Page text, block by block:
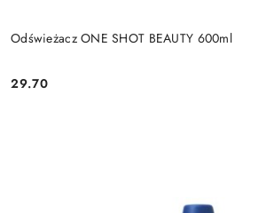
Odświeżacz ONE SHOT BEAUTY 600ml
Cena:
29.70